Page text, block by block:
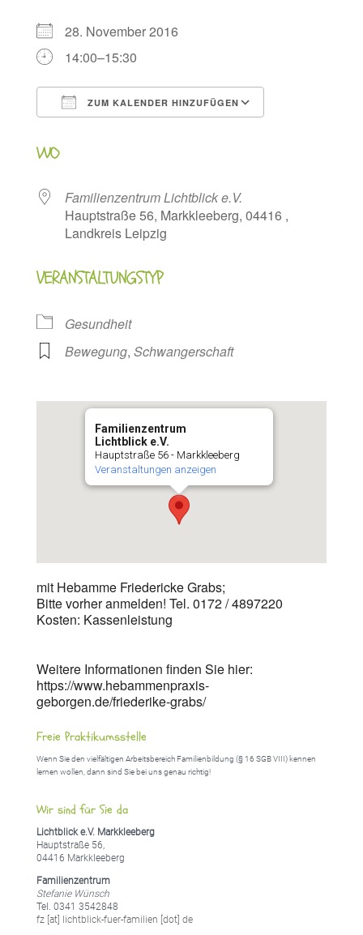
28. November 2016
14:00–15:30
ZUM KALENDER HINZUFÜGEN
WO
Familienzentrum Lichtblick e.V.
Hauptstraße 56, Markkleeberg, 04416 ,
Landkreis Leipzig
VERANSTALTUNGSTYP
Gesundheit
Bewegung, Schwangerschaft
Familienzentrum
Lichtblick e.V.
Hauptstraße 56 - Markkleeberg
Veranstaltungen anzeigen
mit Hebamme Friedericke Grabs;
Bitte vorher anmelden! Tel. 0172 / 4897220
Kosten: Kassenleistung
Weitere Informationen finden Sie hier:
https://www.hebammenpraxis-
geborgen.de/friederike-grabs/
Freie Praktikumsstelle
Wenn Sie den vielfältigen Arbeitsbereich Familienbildung (§ 16 SGB VIII) kennen
lernen wollen, dann sind Sie bei uns genau richtig!
Wir sind für Sie da
Lichtblick e.V. Markkleeberg
Hauptstraße 56,
04416 Markkleeberg
Familienzentrum
Stefanie Wünsch
Tel. 0341 3542848
fz [at] lichtblick-fuer-familien [dot] de